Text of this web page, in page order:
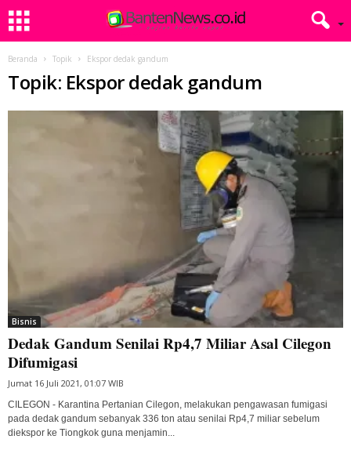
Beranda Topik Ekspor dedak gandum
Topik: Ekspor dedak gandum
Bisnis
Dedak Gandum Senilai Rp4,7 Miliar Asal Cilegon
Difumigasi
Jumat 16 Juli 2021, 01:07 WIB
CILEGON - Karantina Pertanian Cilegon, melakukan pengawasan fumigasi
pada dedak gandum sebanyak 336 ton atau senilai Rp4,7 miliar sebelum
diekspor ke Tiongkok guna menjamin...